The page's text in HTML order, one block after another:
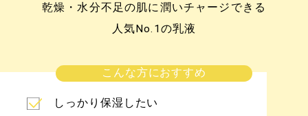
リラックス感もたらします。
ゼラニウムのローズ調がフローラル感を引き立て、
爽やかな”庭園を思わせる香り”に。
乾燥・水分不足の肌に潤いチャージできる
人気No.1の乳液
こんな方におすすめ
しっかり保湿したい